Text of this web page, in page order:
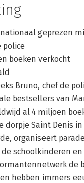
geprezen
police
boeken verkocht
Bruno, chef de
bestsellers van
al 4 miljoen
dorpje Saint Denis
organiseert
schoolkinderen
de
hebben immers